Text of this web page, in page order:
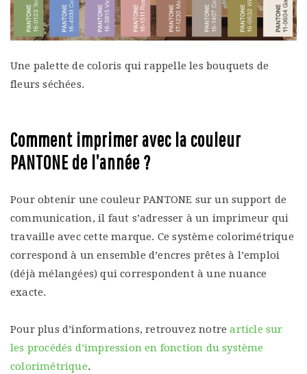
Une palette de coloris qui rappelle les bouquets de
fleurs séchées.
Comment imprimer avec la couleur
PANTONE de l’année ?
Pour obtenir une couleur PANTONE sur un support de
communication, il faut s’adresser à un imprimeur qui
travaille avec cette marque. Ce système colorimétrique
correspond à un ensemble d’encres prêtes à l’emploi
(déjà mélangées) qui correspondent à une nuance
exacte.
Pour plus d’informations, retrouvez notrearticle sur
les procédés d’impression en fonction du système
colorimétrique.